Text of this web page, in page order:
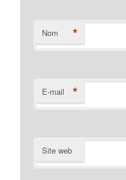
Nom *
E-mail *
Site web